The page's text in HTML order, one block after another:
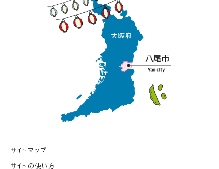
サイトマップ
サイトの使い方